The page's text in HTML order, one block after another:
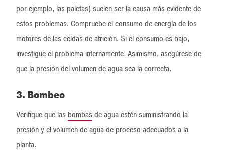
por ejemplo, las paletas) suelen ser la causa más evidente de
estos problemas. Compruebe el consumo de energía de los
motores de las celdas de atrición. Si el consumo es bajo,
investigue el problema internamente. Asimismo, asegúrese de
que la presión del volumen de agua sea la correcta.
3. Bombeo
Verifique que las bombasde agua estén suministrando la
presión y el volumen de agua de proceso adecuados a la
planta.